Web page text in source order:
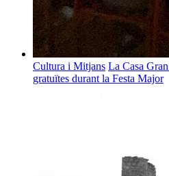
Cultura i Mitjans La Casa
gratuïtes durant la Festa Major